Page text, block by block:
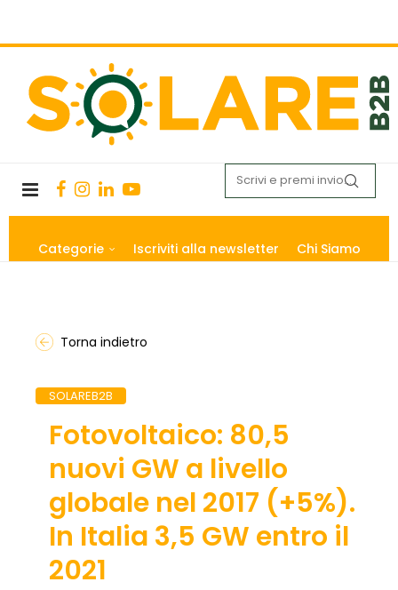
Categorie Iscriviti alla newsletter Chi Siamo
Torna indietro
SOLAREB2B
Fotovoltaico: 80,5
nuovi GW a livello
globale nel 2017 (+5%).
In Italia 3,5 GW entro il
2021